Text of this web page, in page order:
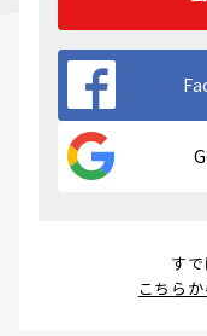
す
こちら